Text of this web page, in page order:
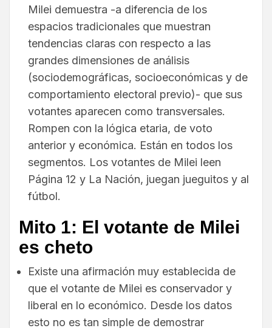
Milei demuestra -a diferencia de los
espacios tradicionales que muestran
tendencias claras con respecto a las
grandes dimensiones de análisis
(sociodemográficas, socioeconómicas y de
comportamiento electoral previo)- que sus
votantes aparecen como transversales.
Rompen con la lógica etaria, de voto
anterior y económica. Están en todos los
segmentos. Los votantes de Milei leen
Página 12 y La Nación, juegan jueguitos y al
fútbol.
Mito 1: El votante de Milei
es cheto
Existe una afirmación muy establecida de
que el votante de Milei es conservador y
liberal en lo económico. Desde los datos
esto no es tan simple de demostrar